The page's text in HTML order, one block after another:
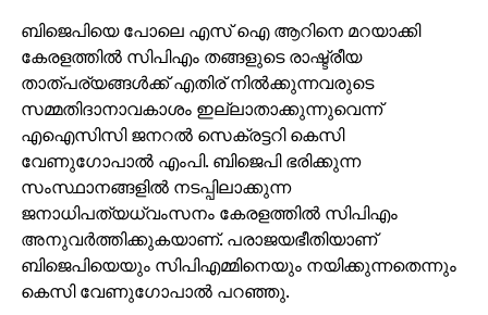
ബിജെപിയെ പോലെ എസ് ഐ ആറിനെ മറയാക്കി
കേരളത്തില്‍ സിപിഎം തങ്ങളുടെ രാഷ്ട്രീയ
താത്പര്യങ്ങള്‍ക്ക് എതിര് നില്‍ക്കുന്നവരുടെ
സമ്മതിദാനാവകാശം ഇല്ലാതാക്കുന്നുവെന്ന്
എഐസിസി ജനറല്‍ സെക്രട്ടറി കെസി
വേണുഗോപാല്‍ എംപി. ബിജെപി ഭരിക്കുന്ന
സംസ്ഥാനങ്ങളില്‍ നടപ്പിലാക്കുന്ന
ജനാധിപത്യധ്വംസനം കേരളത്തില്‍ സിപിഎം
അനുവര്‍ത്തിക്കുകയാണ്. പരാജയഭീതിയാണ്
ബിജെപിയെയും സിപിഎമ്മിനെയും നയിക്കുന്നതെന്നും
കെസി വേണുഗോപാല്‍ പറഞ്ഞു.